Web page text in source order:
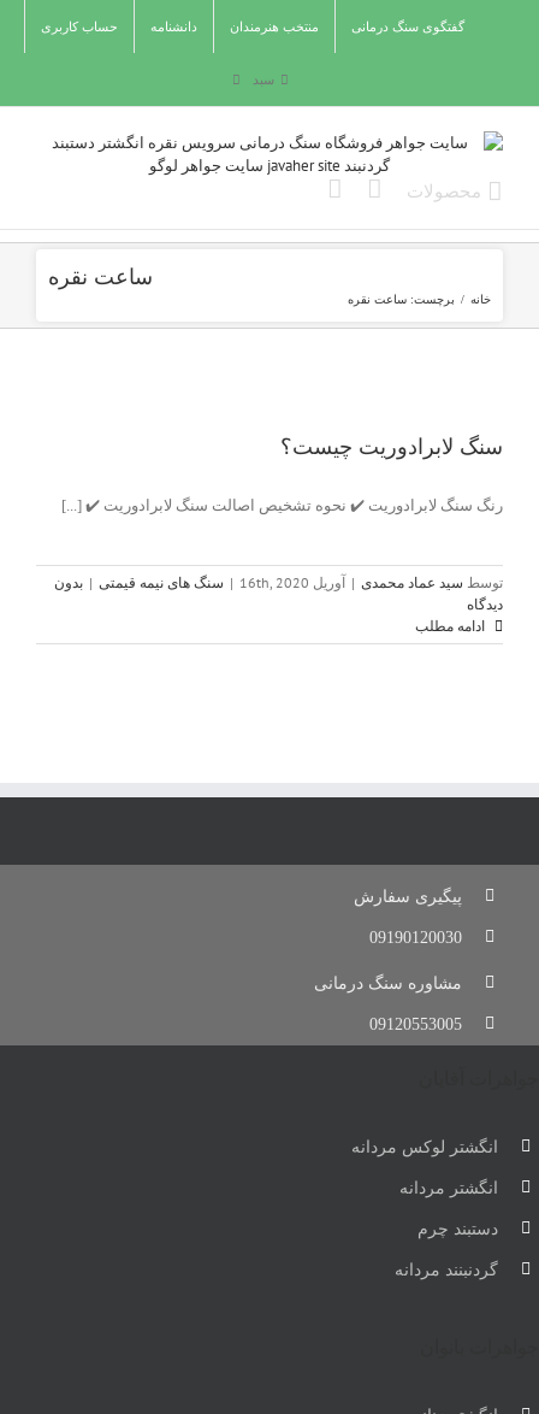
گفتگوی سنگ درمانی منتخب هنرمندان دانشنامه حساب کاربری
سبد
ساعت نقره
خانه / برچست: ساعت نقره
سنگ لابرادوریت چیست؟
رنگ سنگ لابرادوریت ✔️ نحوه تشخیص اصالت سنگ لابرادوریت ✔️ [...]
توسط سید عماد محمدی | آوریل 16th, 2020 | سنگ های نیمه قیمتی | بدون
دیدگاه
ادامه مطلب
پیگیری سفارش
09190120030
مشاوره سنگ درمانی
09120553005
انگشتر لوکس مردانه
انگشتر مردانه
دستبند چرم
گردنبنند مردانه